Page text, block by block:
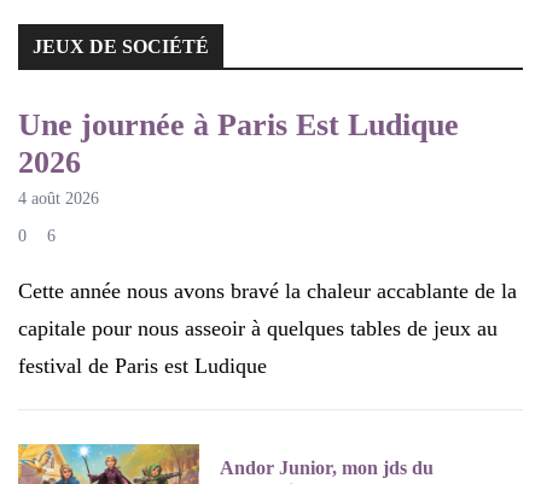
JEUX DE SOCIÉTÉ
JEUX DE SOCIÉTÉ
Une journée à Paris Est Ludique
2026
4 août 2026
0 6
Cette année nous avons bravé la chaleur accablante de la
capitale pour nous asseoir à quelques tables de jeux au
festival de Paris est Ludique
Andor Junior, mon jds du